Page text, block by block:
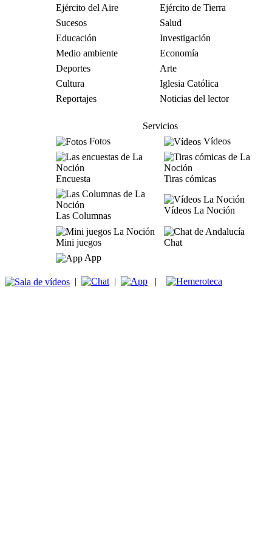
Ejército del Aire
Ejército de Tierra
Sucesos
Salud
Educación
Investigación
Medio ambiente
Economía
Deportes
Arte
Cultura
Iglesia Católica
Reportajes
Noticias del lector
Servicios
Fotos
Vídeos
Encuesta Tiras cómicas
Las Columnas
Vídeos La Noción
Mini juegos
Chat
App
| | |